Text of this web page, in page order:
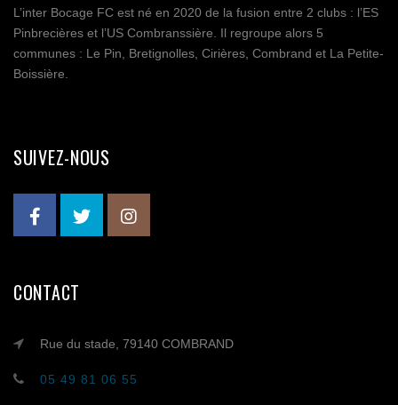
L’inter Bocage FC est né en 2020 de la fusion entre 2 clubs : l’ES
Pinbrecières et l’US Combranssière. Il regroupe alors 5
communes : Le Pin, Bretignolles, Cirières, Combrand et La Petite-
Boissière.
SUIVEZ-NOUS
CONTACT
Rue du stade, 79140 COMBRAND
05 49 81 06 55